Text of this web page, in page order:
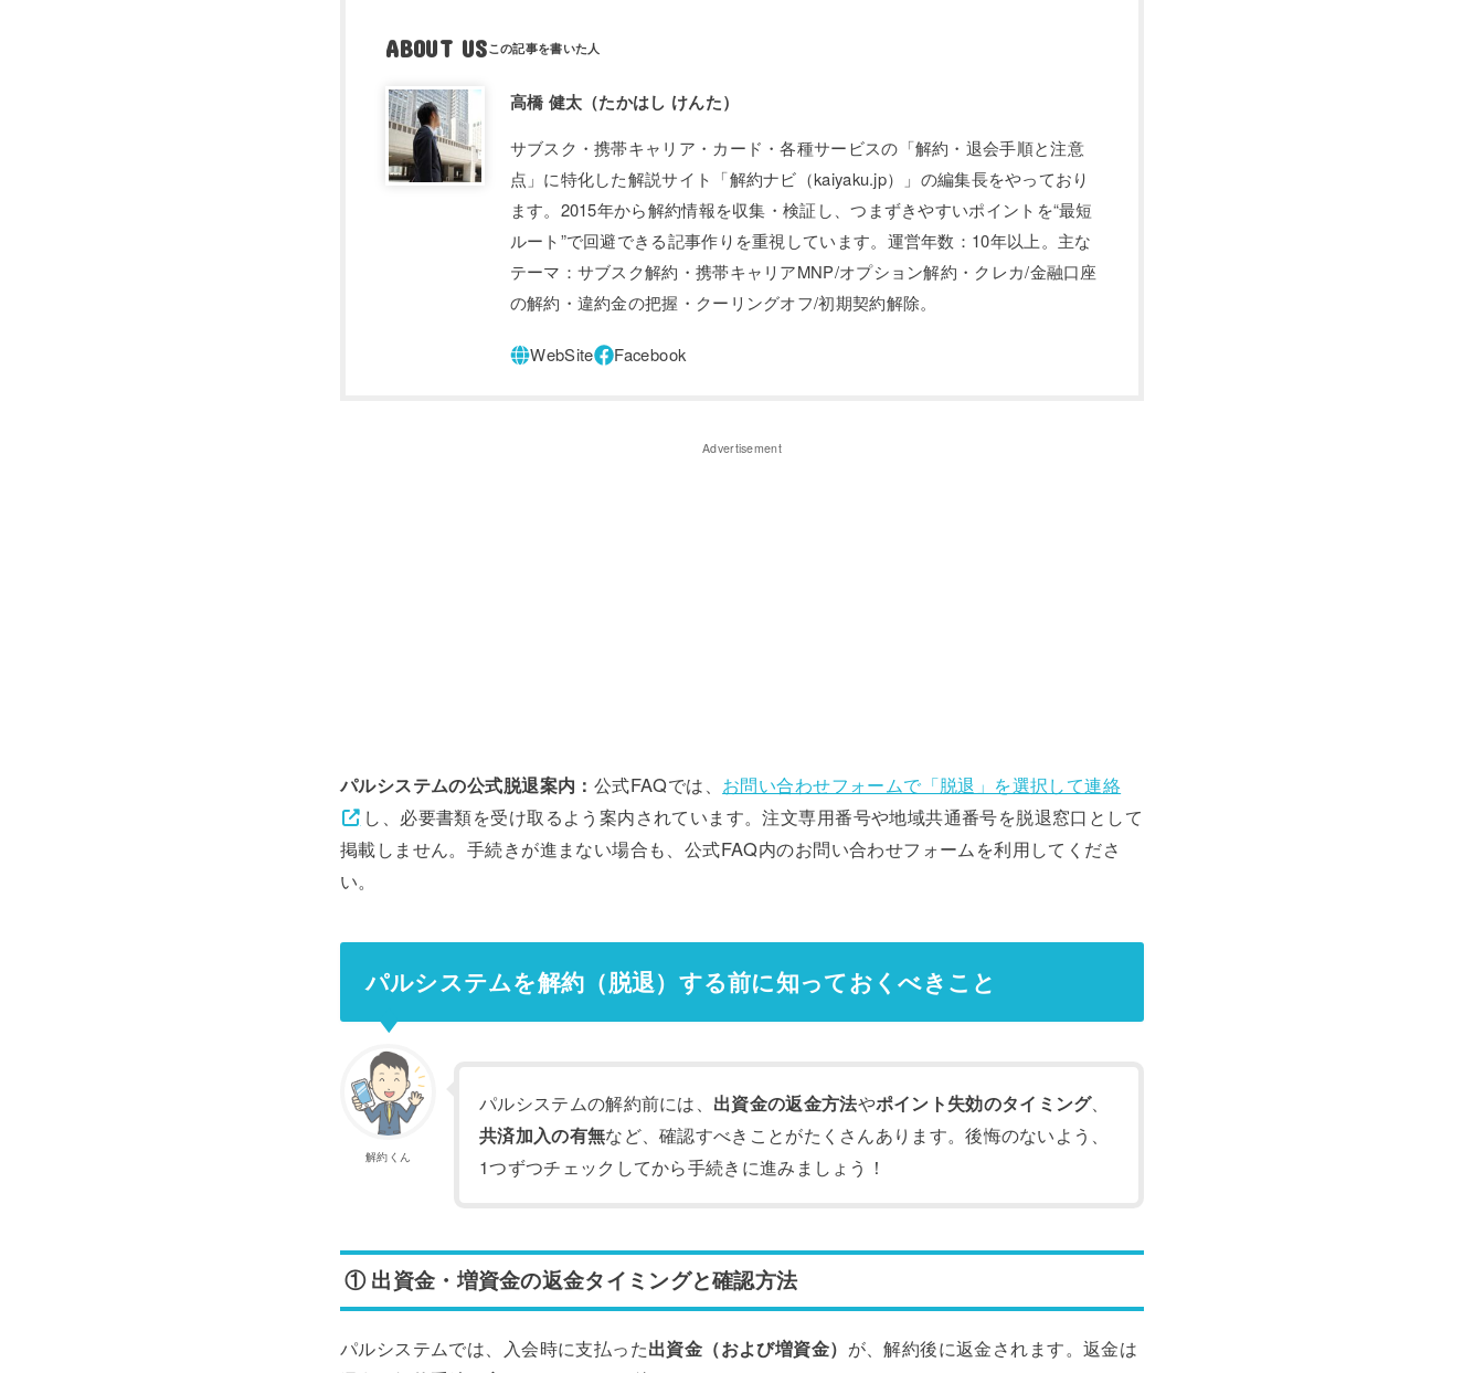
ABOUT US
高橋 健太（たかはし けんた）
サブスク・携帯キャリア・カード・各種サービスの「解約・退会手順と注意
点」に特化した解説サイト「解約ナビ（kaiyaku.jp）」の編集長をやっており
ます。2015年から解約情報を収集・検証し、つまずきやすいポイントを“最短
ルート”で回避できる記事作りを重視しています。運営年数：10年以上。主な
テーマ：サブスク解約・携帯キャリアMNP/オプション解約・クレカ/金融口座
の解約・違約金の把握・クーリングオフ/初期契約解除。
Advertisement
パルシステムの公式脱退案内： 公式FAQでは、 お問い合わせフォームで「脱退」を選択して連絡
し、必要書類を受け取るよう案内されています。注文専用番号や地域共通番号を脱退窓口として
掲載しません。手続きが進まない場合も、公式FAQ内のお問い合わせフォームを利用してくださ
い。
パルシステムを解約（脱退）する前に知っておくべきこと
解約くん
パルシステムの解約前には、 出資金の返金方法やポイント失効のタイミング、
共済加入の有無など、確認すべきことがたくさんあります。後悔のないよう、
1つずつチェックしてから手続きに進みましょう！
① 出資金・増資金の返金タイミングと確認方法
パルシステムでは、入会時に支払った出資金（および増資金） が、解約後に返金されます。返金は